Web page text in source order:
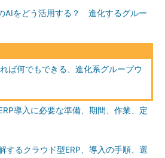
AIをどう活用する？ 進化するグルー
ば何でもできる、進化系グループウ
導入に必要な準備、期間、作業、定
するクラウド型ERP、導入の手順、選